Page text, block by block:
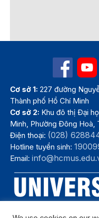
Cơ sở 1: 227 đường
Thành phố Hồ Chí Minh
Cơ sở 2: Khu đô thị Đại
Minh, Phường Đông Hoà,
Điện thoại: (028)
Hotline tuyển sinh:
Email: